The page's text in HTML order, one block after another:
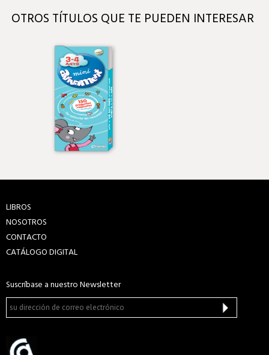
OTROS TÍTULOS QUE TE PUEDEN INTERESAR
LIBROS
NOSOTROS
CONTACTO
CATÁLOGO DIGITAL
Suscríbase a nuestro Newsletter